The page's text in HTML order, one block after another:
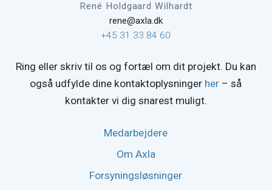
René Holdgaard Wilhardt
rene@axla.dk
+45 31 33 84 60
Ring eller skriv til os og fortæl om dit projekt. Du kan
også udfylde dine kontaktoplysninger her – så
kontakter vi dig snarest muligt.
Medarbejdere
Om Axla
Forsyningsløsninger